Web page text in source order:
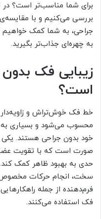
برای شما مناسب‌تر است؟ در
بررسی می‌کنیم و با
جراحی، به شما کمک خواهیم
به چهره‌ای جذاب‌تر بگیرید.
زیبایی فک
است؟
خط فک خوش‌تراش و زاویه‌دار
محسوب می‌شود و بسیاری به
خود بدون جراحی هستند.
صورت است که با تقویت
حدی به بهبود ظاهر کمک
سخت، انجام حرکات
فرم‌دهنده از جمله
فک استفاده می‌کنند.